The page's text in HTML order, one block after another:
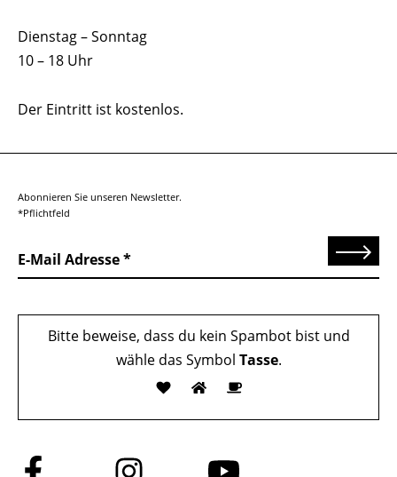
Dienstag – Sonntag
10 – 18 Uhr
Der Eintritt ist kostenlos.
Abonnieren Sie unseren Newsletter.
*Pflichtfeld
E-Mail Adresse Senden
Bitte beweise, dass du kein Spambot bist und
wähle das Symbol Tasse.
Folge
Folge
Folge